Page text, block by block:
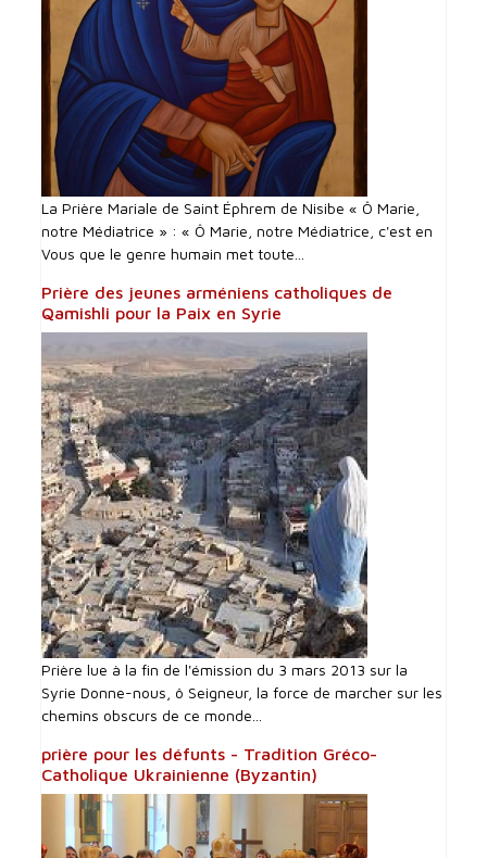
La Prière Mariale de Saint Éphrem de Nisibe « Ô Marie,
notre Médiatrice » : « Ô Marie, notre Médiatrice, c'est en
Vous que le genre humain met toute...
Prière des jeunes arméniens catholiques de
Qamishli pour la Paix en Syrie
Prière lue à la fin de l'émission du 3 mars 2013 sur la
Syrie Donne-nous, ô Seigneur, la force de marcher sur les
chemins obscurs de ce monde...
prière pour les défunts - Tradition Gréco-
Catholique Ukrainienne (Byzantin)